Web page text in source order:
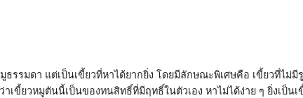
รรมดา แต่เป็นเขี้ยวที่หาได้ยากยิ่ง โดยมีลักษณะพิเศษคือ เขี้ยวที่ไม่
เขี้ยวหมูตันนี้เป็นของทนสิทธิ์ที่มีฤทธิ์ในตัวเอง หาไม่ได้ง่าย ๆ ยิ่งเป็น